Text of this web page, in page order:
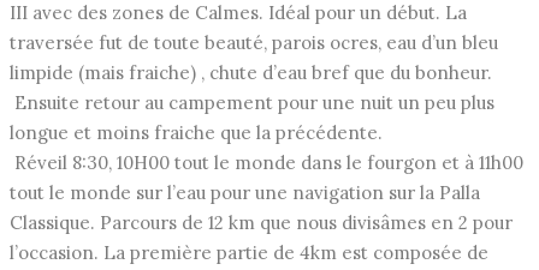
III avec des zones de Calmes. Idéal pour un début. La
traversée fut de toute beauté, parois ocres, eau d’un bleu
limpide (mais fraiche) , chute d’eau bref que du bonheur.
Ensuite retour au campement pour une nuit un peu plus
longue et moins fraiche que la précédente.
Réveil 8:30, 10H00 tout le monde dans le fourgon et à 11h00
tout le monde sur l’eau pour une navigation sur la Palla
Classique. Parcours de 12 km que nous divisâmes en 2 pour
l’occasion. La première partie de 4km est composée de